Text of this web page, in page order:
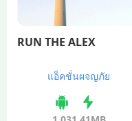
RUN THE ALEX
แอ็คชั่นผจญภัย